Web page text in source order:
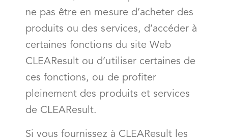
ne pas être en mesure d’acheter des
produits ou des services, d’accéder à
certaines fonctions du site Web
CLEAResult ou d’utiliser certaines de
ces fonctions, ou de profiter
pleinement des produits et services
de CLEAResult.
Si vous fournissez à CLEAResult les